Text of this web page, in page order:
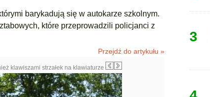
barykadują się w autokarze szkolnym.
które przeprowadzili policjanci z
Przejdź do artykułu »
klawiszami strzałek na klawiaturze
3